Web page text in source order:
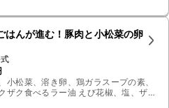
はんが進む！豚肉と小松菜の卵
小松菜、溶き卵、鶏ガラスープの素、
ザク食べるラー油 えび花椒、塩、ザク